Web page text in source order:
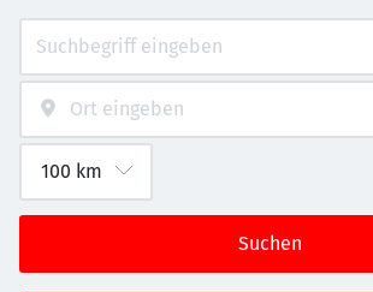
Suchen